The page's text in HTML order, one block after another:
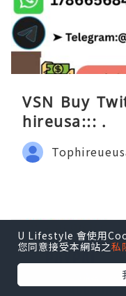
VSN Buy
hireusa::: .
U Lifestyle 會使用
您同意接受本網站之私